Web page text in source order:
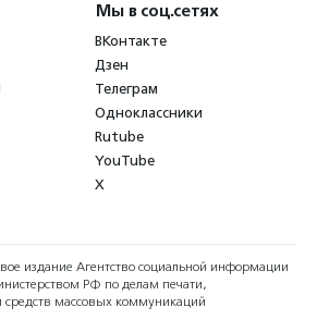
Мы в соц.сетях
ВКонтакте
Дзен
Телеграм
Одноклассники
Rutube
YouTube
X
издание Агентство социальной информации
РФ по делам печати,
массовых коммуникаций